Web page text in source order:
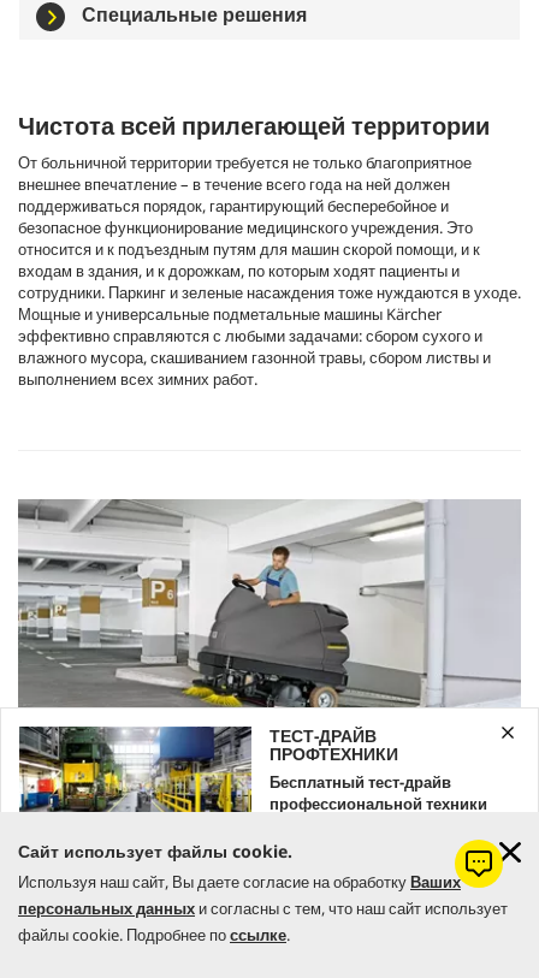
Сайт использует файлы cookie.
Используя наш сайт, Вы даете согласие на обработкуВаших
персональных данных и согласны с тем, что наш сайт использует
файлы cookie. Подробнее поссылке.
ТЕСТ-ДРАЙВ
ПРОФТЕХНИКИ
Бесплатный тест-драйв
профессиональной техники
Оставляйте заявку уже сейчас!
ЗАКАЗАТЬ
Специальные решения
Чистота всей прилегающей территории
От больничной территории требуется не только благоприятное
внешнее впечатление – в течение всего года на ней должен
поддерживаться порядок, гарантирующий бесперебойное и
безопасное функционирование медицинского учреждения. Это
относится и к подъездным путям для машин скорой помощи, и к
входам в здания, и к дорожкам, по которым ходят пациенты и
сотрудники. Паркинг и зеленые насаждения тоже нуждаются в уходе.
Мощные и универсальные подметальные машины Kärcher
эффективно справляются с любыми задачами: сбором сухого и
влажного мусора, скашиванием газонной травы, сбором листвы и
выполнением всех зимних работ.
Уборка в паркинге
Большие площади, стойкие загрязнения и крутые уклоны: подземные
требования. Предлагаемая Kärcher машина BR 100/250 R,
оснащенная прочной стальной рамой и преодолевающая подъемы с
уклоном до 15 %, прекрасно подходит для такого применения. А
мощные батареи и большие баки для воды гарантируют
продолжительную непрерывную работу.